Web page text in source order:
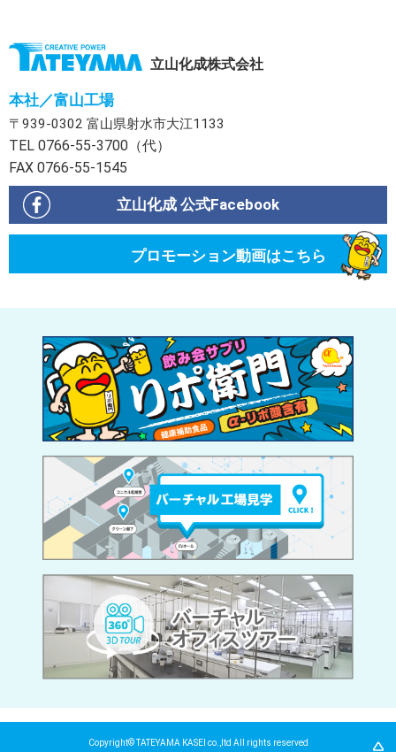
立山化成株式会社
本社／富山工場
〒939-0302 富山県射水市大江1133
TEL 0766-55-3700（代）
FAX 0766-55-1545
立山化成 公式Facebook
プロモーション動画はこちら
Copyright© TATEYAMA KASEI co.,ltd All rights reserved